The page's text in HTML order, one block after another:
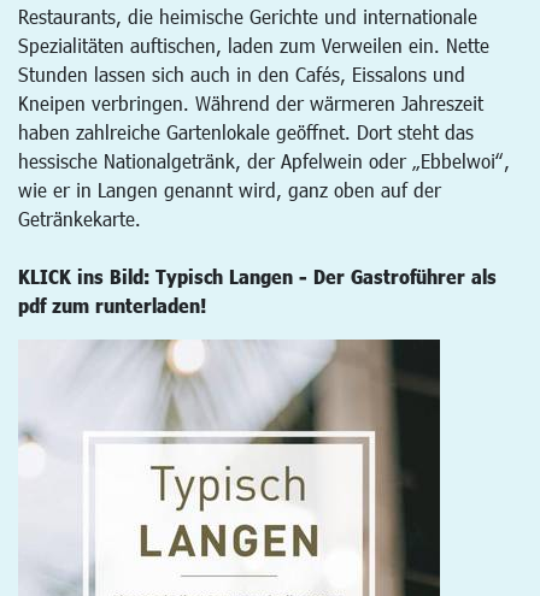
Restaurants, die heimische Gerichte und internationale
Spezialitäten auftischen, laden zum Verweilen ein. Nette
Stunden lassen sich auch in den Cafés, Eissalons und
Kneipen verbringen. Während der wärmeren Jahreszeit
haben zahlreiche Gartenlokale geöffnet. Dort steht das
hessische Nationalgetränk, der Apfelwein oder „Ebbelwoi“,
wie er in Langen genannt wird, ganz oben auf der
Getränkekarte.
KLICK ins Bild: Typisch Langen - Der Gastroführer als
pdf zum runterladen!